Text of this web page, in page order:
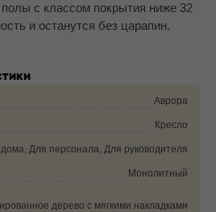
с классом покрытия ниже 32
и останутся без царапин.
Аврора
Кресло
Для персонала, Для руководителя
Монолитный
дерево с мягкими накладками